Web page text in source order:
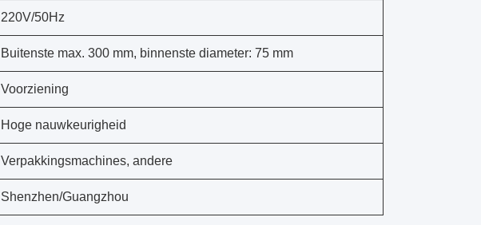
220V/50Hz
Buitenste max. 300 mm, binnenste diameter: 75 mm
Voorziening
Hoge nauwkeurigheid
Verpakkingsmachines, andere
Shenzhen/Guangzhou